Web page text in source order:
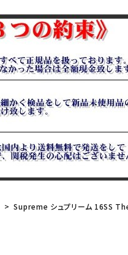
Supreme シュプリーム 16SS